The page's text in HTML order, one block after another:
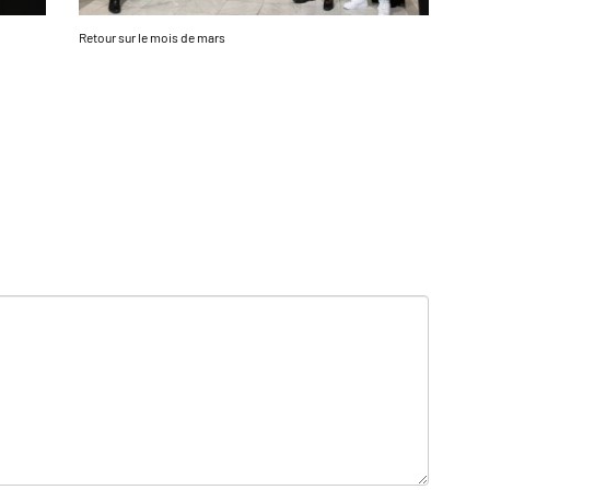
Retour sur le mois de mars